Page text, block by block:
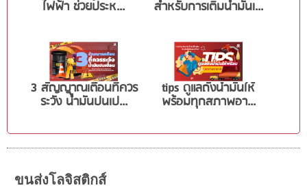
ไฟฟ้า ช่วยประห... สำหรับการเติมน้ำมันเ...
3 สัญญาณเตือนที่ควร
ระวัง น้ำมันปนเป...
tips ดูแลถังน้ำมันให้
พร้อมทุกสภาพอา...
ขนส่งโลจิสติกส์